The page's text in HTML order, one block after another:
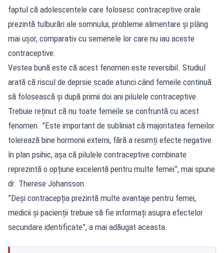
faptul că adolescentele care folosesc contraceptive orale
prezintă tulburări ale somnului, probleme alimentare și plâng
mai ușor, comparativ cu semenele lor care nu iau aceste
contraceptive.
Vestea bună este că acest fenomen este reversibil. Studiul
arată că riscul de deprsie scade atunci când femeile continuă
să folosească și după primii doi ani pilulele contraceptive.
Trebuie reținut că nu toate femeile se confruntă cu acest
fenomen. ”Este important de subliniat că majoritatea femeilor
tolerează bine hormonii externi, fără a resimți efecte negative
în plan psihic, așa că pilulele contraceptive combinate
reprezintă o opțiune excelentă pentru multe femei”, mai spune
dr. Therese Johansson.
”Deși contracepția prezintă multe avantaje pentru femei,
medicii și pacienții trebuie să fie informați asupra efectelor
secundare identificate”, a mai adăugat aceasta.